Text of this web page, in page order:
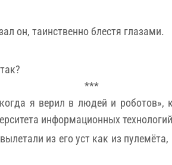
он, таинственно блестя глазами.
***
я верил в людей и
информационных
из его уст как из